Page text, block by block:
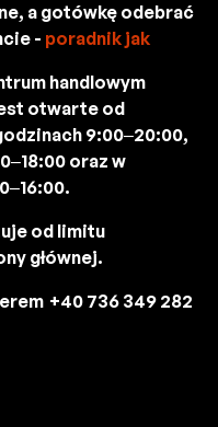
a gotówkę odebrać
- poradnik jak
handlowym
otwarte od
9:00–20:00,
oraz w
od limitu
głównej.
+40 736 349 282